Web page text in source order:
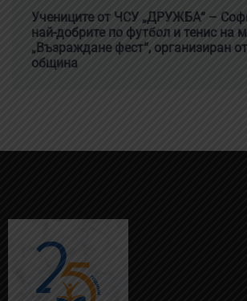
Учениците от ЧСУ „ДРУЖБА“ –
най-добрите по футбол и тенис на
„Възраждане фест“, организиран
община